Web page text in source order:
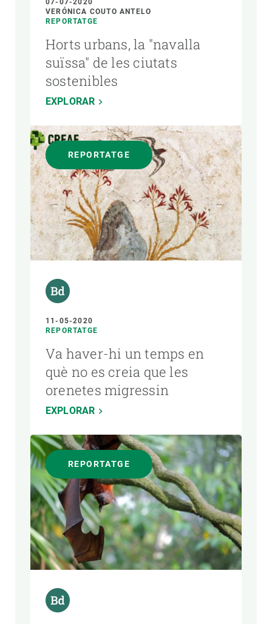
07-07-2020
VERÓNICA COUTO ANTELO
REPORTATGE
Horts urbans, la "navalla
suïssa" de les ciutats
sostenibles
EXPLORAR
REPORTATGE
11-05-2020
REPORTATGE
Va haver-hi un temps en
què no es creia que les
orenetes migressin
EXPLORAR
REPORTATGE